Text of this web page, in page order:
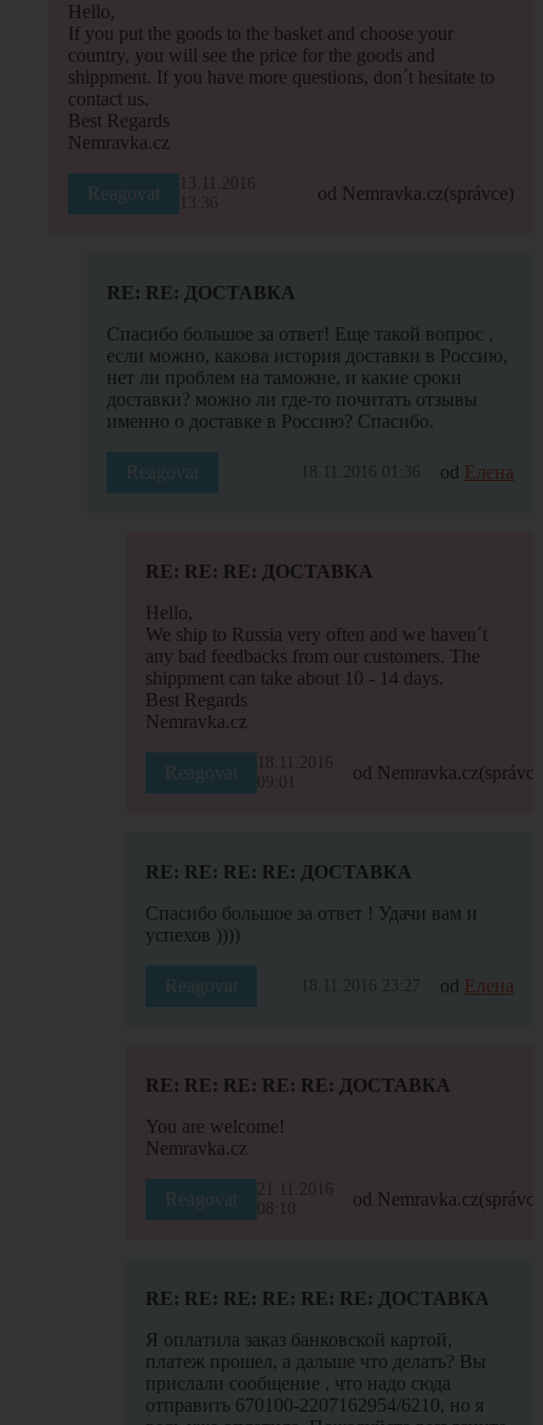
Hello,
If you put the goods to the basket and choose your
country, you will see the price for the goods and
shippment. If you have more questions, don´t hesitate to
contact us.
Best Regards
Nemravka.cz
Reagovat
13.11.2016
13:36
od Nemravka.cz(správce)
RE: RE: ДОСТАВКА
Спасибо большое за ответ! Еще такой вопрос ,
если можно, какова история доставки в Россию,
нет ли проблем на таможне, и какие сроки
доставки? можно ли где-то почитать отзывы
именно о доставке в Россию? Спасибо.
Reagovat 18.11.2016 01:36 od Елена
RE: RE: RE: ДОСТАВКА
Hello,
We ship to Russia very often and we haven´t
any bad feedbacks from our customers. The
shippment can take about 10 - 14 days.
Best Regards
Nemravka.cz
Reagovat
18.11.2016
09:01
od Nemravka.cz
RE: RE: RE: RE: ДОСТАВКА
Спасибо большое за ответ ! Удачи вам и
успехов ))))
Reagovat 18.11.2016 23:27 od Елена
RE: RE: RE: RE: RE: ДОСТАВКА
You are welcome!
Nemravka.cz
Reagovat
21.11.2016
08:10
od Nemravka.cz
RE: RE: RE: RE: RE: RE: ДОСТАВКА
Я оплатила заказ банковской картой,
платеж прошел, а дальше что делать? Вы
прислали сообщение , что надо сюда
отправить 670100-2207162954/6210, но я